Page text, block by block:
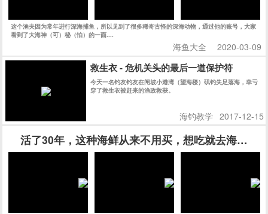
这个渔夫因为常年进行深海捕鱼，所以见到了很多稀奇古怪的深海动物，通过他的账号，大家
看到了大海神（可）秘（怕）的一面....
海鱼大全 2020-03-09
救生衣 - 危机关头的最后一道保护符
今天一名钓友钓友在闸坡小港湾（望海楼）矶钓失足落海，幸亏
穿了救生衣被赶来的渔政救获。
海钓教学 2017-12-15
活了30年，这种海鲜从来不用买，想吃就去海边挖